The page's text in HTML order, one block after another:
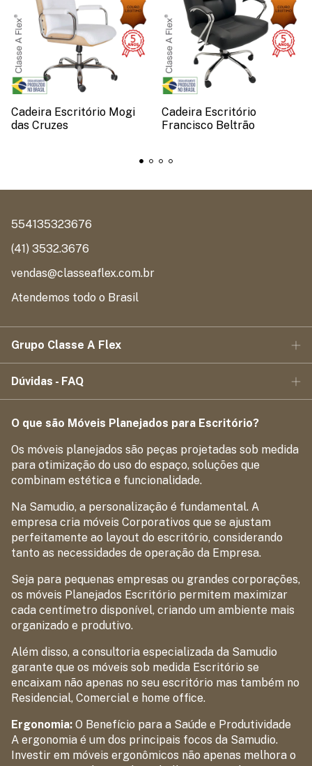
Cadeira Escritório Mogi
das Cruzes
Cadeira Escritório
Francisco Beltrão
554135323676
(41) 3532.3676
vendas@classeaflex.com.br
Atendemos todo o Brasil
Grupo Classe A Flex
Dúvidas - FAQ
O que são Móveis Planejados para Escritório?
Os móveis planejados são peças projetadas sob medida
para otimização do uso do espaço, soluções que
combinam estética e funcionalidade.
Na Samudio, a personalização é fundamental. A
empresa cria móveis Corporativos que se ajustam
perfeitamente ao layout do escritório, considerando
tanto as necessidades de operação da Empresa.
Seja para pequenas empresas ou grandes corporações,
os móveis Planejados Escritório permitem maximizar
cada centímetro disponível, criando um ambiente mais
organizado e produtivo.
Além disso, a consultoria especializada da Samudio
garante que os móveis sob medida Escritório se
encaixam não apenas no seu escritório mas também no
Residencial, Comercial e home office.
Ergonomia: O Benefício para a Saúde e Produtividade
A ergonomia é um dos principais focos da Samudio.
Investir em móveis ergonômicos não apenas melhora o